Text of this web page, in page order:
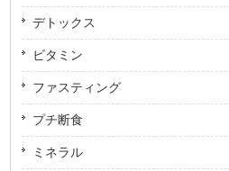
デトックス
ビタミン
ファスティング
プチ断食
ミネラル